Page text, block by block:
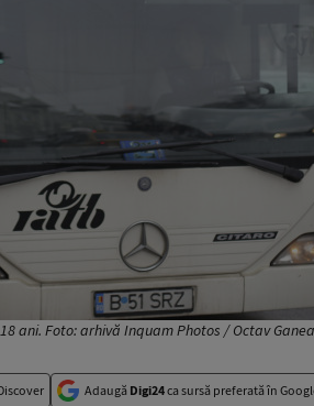
ani. Foto: arhivă Inquam Photos / Octav Ganea
Adaugă Digi24ca sursă preferată în